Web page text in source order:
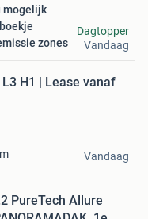
mogelijk
zones
Dagtopper
Vandaag
H1 | Lease vanaf
Vandaag
PureTech Allure